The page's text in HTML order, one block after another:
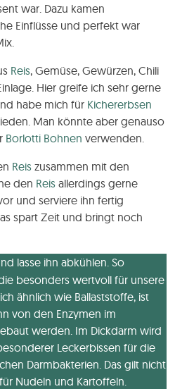
war. Dazu kamen
Einflüsse und perfekt war
Reis, Gemüse, Gewürzen, Chili
Hier greife ich sehr gerne
habe mich für Kichererbsen
Man könnte aber genauso
Borlotti Bohnen verwenden.
Reis zusammen mit den
den Reis allerdings gerne
und serviere ihn fertig
spart Zeit und bringt noch
lasse ihn abkühlen. So
besonders wertvoll für unsere
ähnlich wie Ballaststoffe, ist
von den Enzymen im
werden. Im Dickdarm wird
Leckerbissen für die
Darmbakterien. Das gilt nicht
Nudeln und Kartoffeln.